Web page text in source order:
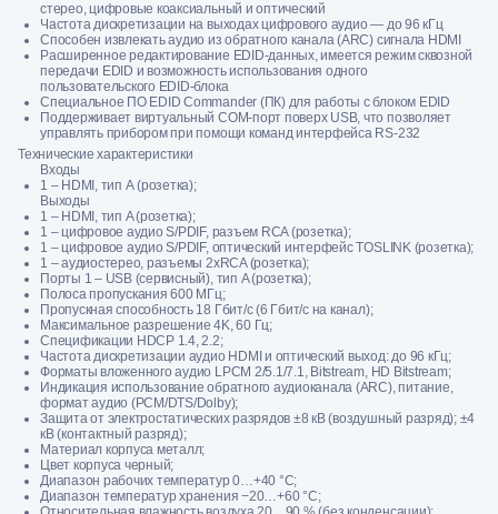
стерео, цифровые коаксиальный и оптический
Частота дискретизации на выходах цифрового аудио — до 96 кГц
Способен извлекать аудио из обратного канала (ARC) сигнала HDMI
Расширенное редактирование EDID-данных, имеется режим сквозной
передачи EDID и возможность использования одного
пользовательского EDID-блока
Специальное ПО EDID Commander (ПК) для работы с блоком EDID
Поддерживает виртуальный COM-порт поверх USB, что позволяет
управлять прибором при помощи команд интерфейса RS-232
Технические характеристики
Входы
1 – HDMI, тип А (розетка);
Выходы
1 – HDMI, тип A (розетка);
1 – цифровое аудио S/PDIF, разъем RCA (розетка);
1 – цифровое аудио S/PDIF, оптический интерфейс TOSLINK (розетка);
1 – аудиостерео, разъемы 2xRCA (розетка);
Порты 1 – USB (сервисный), тип A (розетка);
Полоса пропускания 600 МГц;
Пропускная способность 18 Гбит/с (6 Гбит/с на канал);
Максимальное разрешение 4K, 60 Гц;
Спецификации HDCP 1.4, 2.2;
Частота дискретизации аудио HDMI и оптический выход: до 96 кГц;
Форматы вложенного аудио LPCM 2/5.1/7.1, Bitstream, HD Bitstream;
Индикация использование обратного аудиоканала (ARC), питание,
формат аудио (PCM/DTS/Dolby);
Защита от электростатических разрядов ±8 кВ (воздушный разряд); ±4
кВ (контактный разряд);
Материал корпуса металл;
Цвет корпуса черный;
Диапазон рабочих температур 0…+40 °C;
Диапазон температур хранения −20…+60 °C;